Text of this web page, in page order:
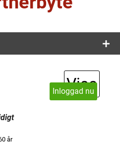
Visa
Inloggad nu
år